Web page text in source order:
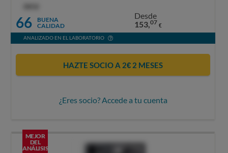
66
BUENA
CALIDAD
Desde
153,07 €
ANALIZADO EN EL LABORATORIO
HAZTE SOCIO A 2€ 2 MESES
¿Eres socio? Accede a tu cuenta
MEJOR
DEL
ANÁLISIS